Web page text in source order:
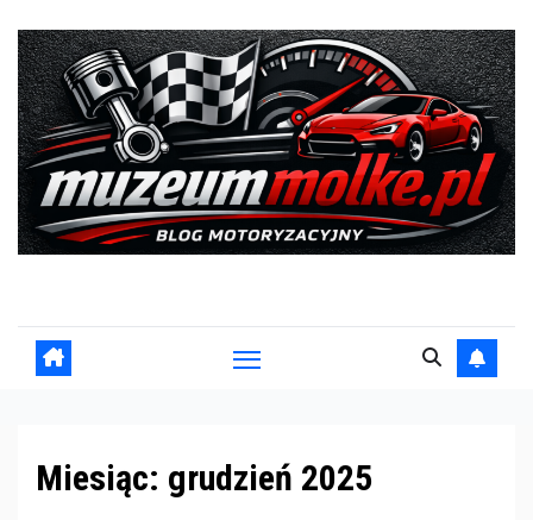
content
Miesiąc: grudzień 2025